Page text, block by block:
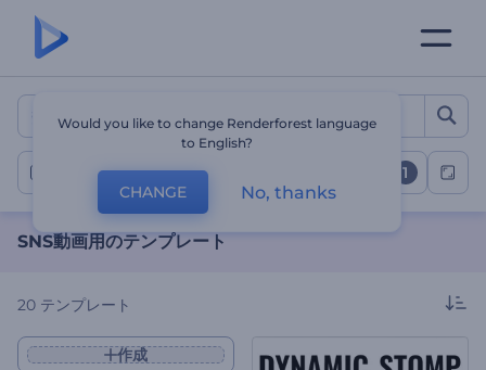
SNS動画用のテンプレート
SNS動画 1
SNS動画用のテンプレート
20 テンプレート
作成
Would you like to change Renderforest language
to English?
CHANGE No, thanks